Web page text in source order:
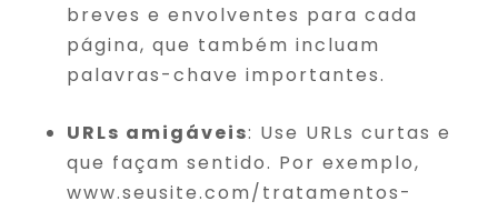
breves e envolventes para cada
página, que também incluam
palavras-chave importantes.
URLs amigáveis: Use URLs curtas e
que façam sentido. Por exemplo,
www.seusite.com/tratamentos-